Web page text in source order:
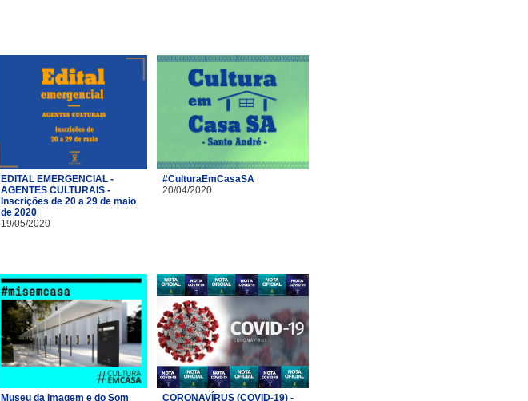
EDITAL EMERGENCIAL -
AGENTES CULTURAIS -
Inscrições de 20 a 29 de maio
de 2020
19/05/2020
#CulturaEmCasaSA
20/04/2020
Museu da Imagem e do Som CORONAVÍRUS (COVID-19) -